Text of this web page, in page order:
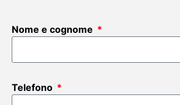
Nome e cognome
Telefono